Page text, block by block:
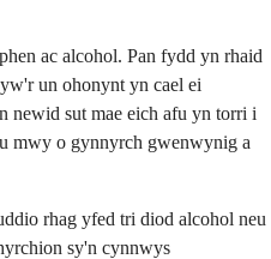
ac alcohol. Pan fydd yn rhaid
un ohonynt yn cael ei
newid sut mae eich afu yn torri i
mwy o gynnyrch gwenwynig a
rhag yfed tri diod alcohol neu
sy'n cynnwys